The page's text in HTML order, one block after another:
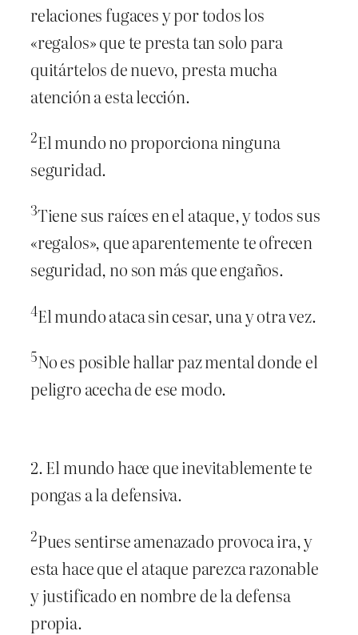
relaciones fugaces y por todos los
«regalos» que te presta tan solo para
quitártelos de nuevo, presta mucha
atención a esta lección.
2El mundo no proporciona ninguna
seguridad.
3Tiene sus raíces en el ataque, y todos sus
«regalos», que aparentemente te ofrecen
seguridad, no son más que engaños.
4El mundo ataca sin cesar, una y otra vez.
5No es posible hallar paz mental donde el
peligro acecha de ese modo.
2. El mundo hace que inevitablemente te
pongas a la defensiva.
2Pues sentirse amenazado provoca ira, y
esta hace que el ataque parezca razonable
y justificado en nombre de la defensa
propia.